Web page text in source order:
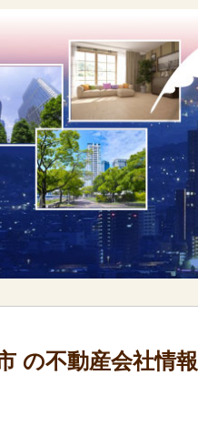
の不動産会社情報